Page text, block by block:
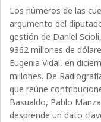
Los números de las
argumento del
gestión de Daniel
9362 millones de
Eugenia Vidal, en
millones. De
que reúne
Basualdo, Pablo
desprende un dato